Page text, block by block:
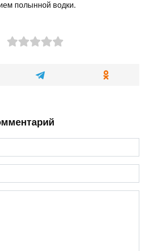
полынной водки.